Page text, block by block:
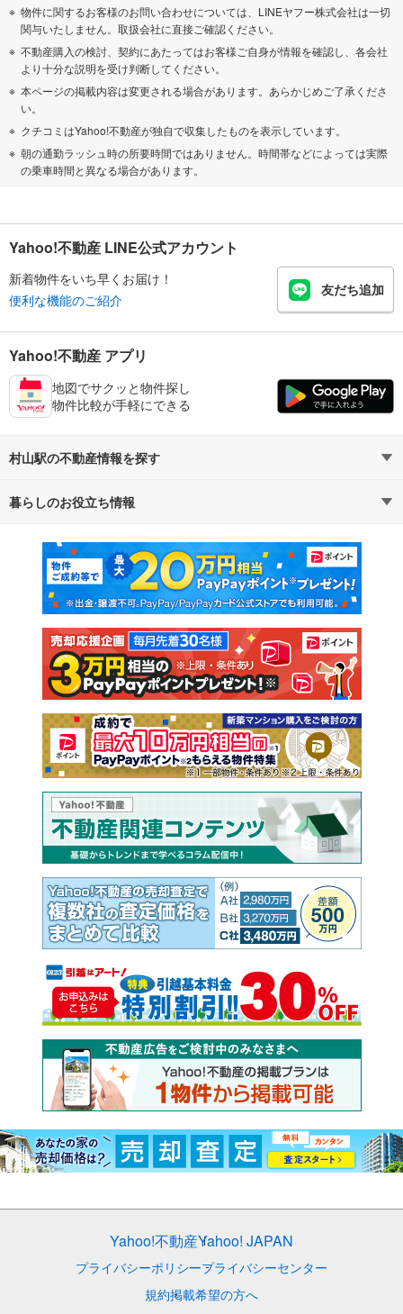
物件に関するお客様のお問い合わせについては、LINEヤフー株式会社は一切
関与いたしません。取扱会社に直接ご確認ください。
不動産購入の検討、契約にあたってはお客様ご自身が情報を確認し、各会社
より十分な説明を受け判断してください。
本ページの掲載内容は変更される場合があります。あらかじめご了承くださ
い。
クチコミはYahoo!不動産が独自で収集したものを表示しています。
朝の通勤ラッシュ時の所要時間ではありません。時間帯などによっては実際
の乗車時間と異なる場合があります。
Yahoo!不動産 LINE公式アカウント
新着物件をいち早くお届け！
便利な機能のご紹介
友だち追加
Yahoo!不動産 アプリ
地図でサクッと物件探し
物件比較が手軽にできる
村山駅の不動産情報を探す
不動産・住宅
新築マンション 中古マンション
新築一戸建て 中古一戸建て
注文住宅 土地
売却査定
暮らしのお役立ち情報
マンションカタログ 教えて！住まいの先生
Yahoo!不動産Yahoo! JAPAN
プライバシーポリシープライバシーセンター
規約掲載希望の方へ